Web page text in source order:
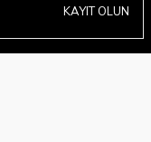
KAYIT OLUN